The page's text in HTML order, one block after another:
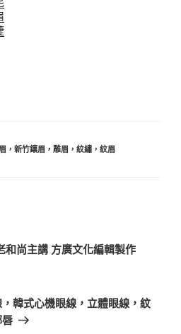
，新竹鑲眉，雕眉，紋繡，紋眉
和尚主講 方廣文化編輯製作
韓式心機眼線，立體眼線，紋